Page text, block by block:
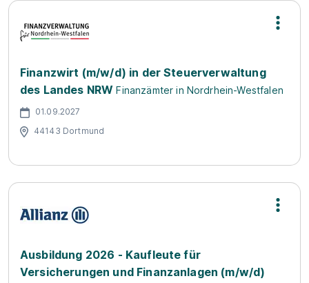
Finanzwirt (m/w/d) in der Steuerverwaltung
des Landes NRW Finanzämter in Nordrhein-Westfalen
01.09.2027
44143 Dortmund
Ausbildung 2026 - Kaufleute für
Versicherungen und Finanzanlagen (m/w/d)